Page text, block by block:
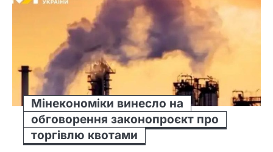
Мінекономіки винесло на
обговорення законопроєкт про
торгівлю квотами